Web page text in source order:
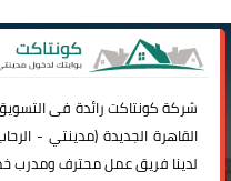
شركةكونتاكترائدة فى
القاهرة الجديدة (مدينتي -
لدينا فريق عمل محترف ومدرب